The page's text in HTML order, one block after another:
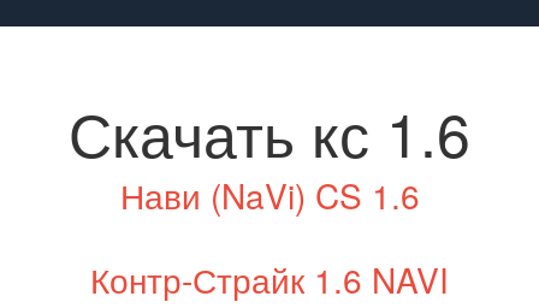
Скачать кс 1.6
Нави (NaVi) CS 1.6
Контр-Страйк 1.6 NAVI